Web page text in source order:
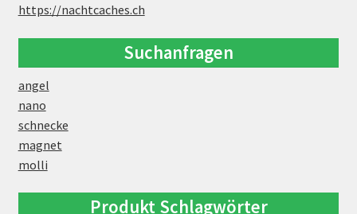
https://nachtcaches.ch
Suchanfragen
angel
nano
schnecke
magnet
molli
Produkt Schlagwörter